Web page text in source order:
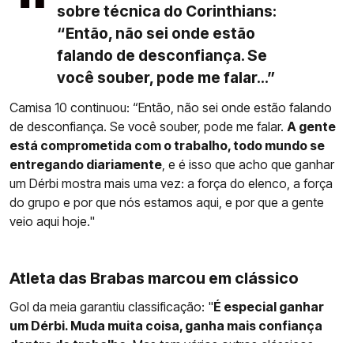
sobre técnica do Corinthians:
“Então, não sei onde estão
falando de desconfiança. Se
você souber, pode me falar...”
Camisa 10 continuou: “Então, não sei onde estão falando
de desconfiança. Se você souber, pode me falar. A gente
está comprometida com o trabalho, todo mundo se
entregando diariamente, e é isso que acho que ganhar
um Dérbi mostra mais uma vez: a força do elenco, a força
do grupo e por que nós estamos aqui, e por que a gente
veio aqui hoje."
Atleta das Brabas marcou em clássico
Gol da meia garantiu classificação: "É especial ganhar
um Dérbi. Muda muita coisa, ganha mais confiança